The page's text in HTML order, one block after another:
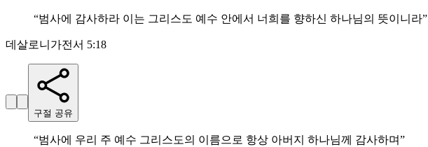
“범사에 감사하라 이는 그리스도 예수 안에서 너희를 향하신 하나님의 뜻이니라”
데살로니가전서 5:18
구절 공유
“범사에 우리 주 예수 그리스도의 이름으로 항상 아버지 하나님께 감사하며”